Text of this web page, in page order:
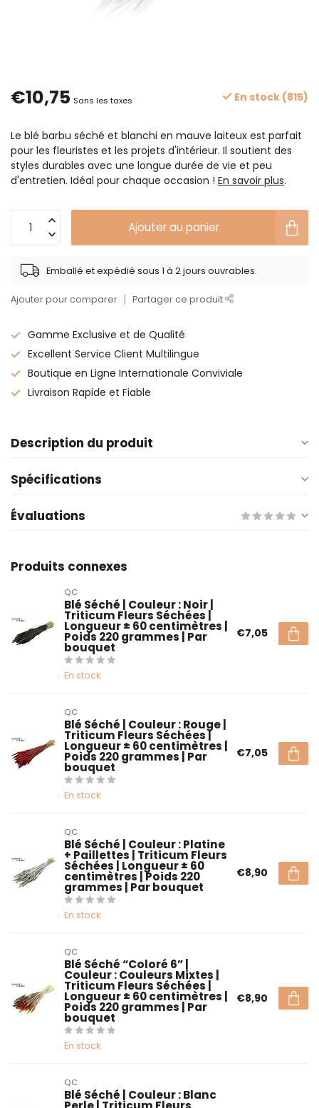
€10,75 Sans les taxes En stock (815)
Le blé barbu séché et blanchi en mauve laiteux est parfait
pour les fleuristes et les projets d'intérieur. Il soutient des
styles durables avec une longue durée de vie et peu
d'entretien. Idéal pour chaque occasion ! En savoir plus.
Ajouter au panier
Emballé et expédié sous 1 à 2 jours ouvrables.
Ajouter pour comparer Partager ce produit
Gamme Exclusive et de Qualité
Excellent Service Client Multilingue
Boutique en Ligne Internationale Conviviale
Livraison Rapide et Fiable
Description du produit
Spécifications
Évaluations
Produits connexes
QC
Blé Séché | Couleur : Noir |
Triticum Fleurs Séchées |
Longueur ± 60 centimètres |
Poids 220 grammes | Par
bouquet
En stock
€7,05
QC
Blé Séché | Couleur : Rouge |
Triticum Fleurs Séchées |
Longueur ± 60 centimètres |
Poids 220 grammes | Par
bouquet
En stock
€7,05
QC
Blé Séché | Couleur : Platine
+ Paillettes | Triticum Fleurs
Séchées | Longueur ± 60
centimètres | Poids 220
grammes | Par bouquet
En stock
€8,90
QC
Blé Séché “Coloré 6” |
Couleur : Couleurs Mixtes |
Triticum Fleurs Séchées |
Longueur ± 60 centimètres |
Poids 220 grammes | Par
bouquet
En stock
€8,90
QC
Blé Séché | Couleur : Blanc